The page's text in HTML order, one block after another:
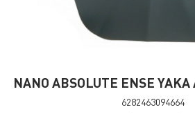
NANO ABSOLUTE ENSE
6282463094664